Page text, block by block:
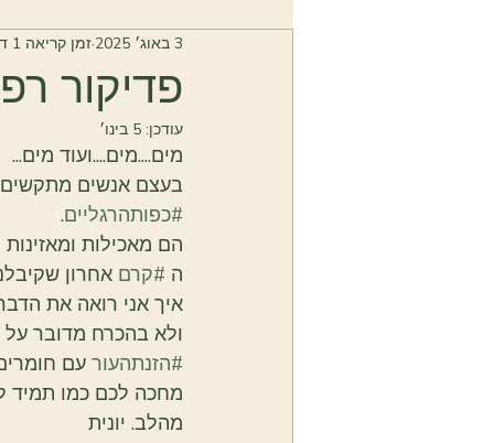
פדיקור
3 באוג׳ 2025 זמן קריאה 1 דקות
עודכן: 5 בינו׳
מים....מים....ועוד מים...
בעצם אנשים מתקשים
#כפותהרגליים.
הם מאכילות ומאזינות
ה #קרם אחרון
איך אני רואה את
ולא בהכרח מדובר על
#הזנתהעור עם
מחכה לכם כמו תמיד
מהלב. יונית